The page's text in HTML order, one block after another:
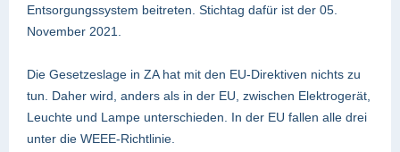
Entsorgungssystem beitreten. Stichtag dafür ist der 05.
November 2021.
Die Gesetzeslage in ZA hat mit den EU-Direktiven nichts zu
tun. Daher wird, anders als in der EU, zwischen Elektrogerät,
Leuchte und Lampe unterschieden. In der EU fallen alle drei
unter die WEEE-Richtlinie.